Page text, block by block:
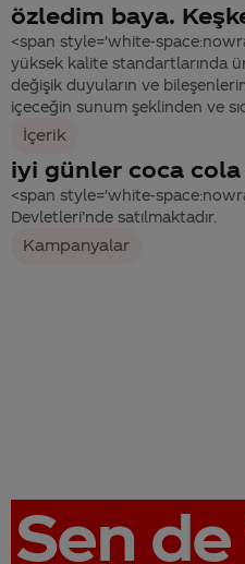
özledim baya.
<span style='white-
yüksek kalite standartlarında
değişik duyuların ve
içeceğin sunum şeklinden ve
İçerik
iyi günler coca cola
<span style='white-
Devletleri’nde satılmaktadır.
Kampanyalar
Sen de